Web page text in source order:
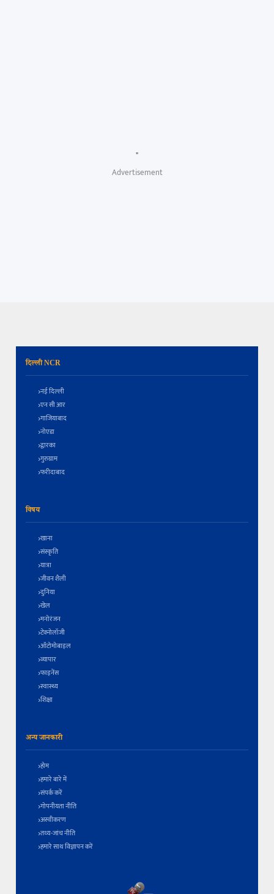
"
Advertisement
दिल्ली NCR
नई दिल्ली
एन सी आर
गाजियाबाद
नोएडा
द्वारका
गुरुग्राम
फरीदाबाद
विषय
खाना
संस्कृति
यात्रा
जीवन शैली
दुनिया
खेल
मनोरंजन
टेक्नोलॉजी
ऑटोमोबाइल
व्यापार
फाइनेंस
स्वास्थ्य
शिक्षा
अन्य जानकारी
होम
हमारे बारे में
संपर्क करें
गोपनीयता नीति
अस्वीकरण
तथ्य-जांच नीति
हमारे साथ विज्ञापन करें